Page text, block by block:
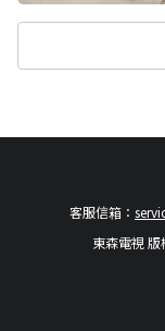
客服信箱：
東森電視